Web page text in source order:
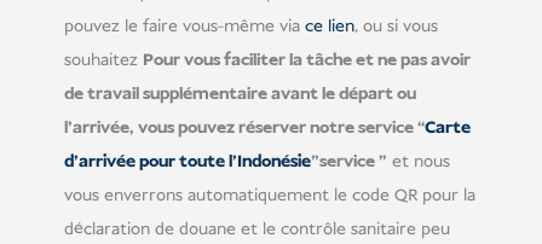
pouvez le faire vous-même via ce lien, ou si vous
souhaitez Pour vous faciliter la tâche et ne pas avoir
de travail supplémentaire avant le départ ou
l'arrivée, vous pouvez réserver notre service “Carte
d'arrivée pour toute l'Indonésie”service " et nous
vous enverrons automatiquement le code QR pour la
déclaration de douane et le contrôle sanitaire peu